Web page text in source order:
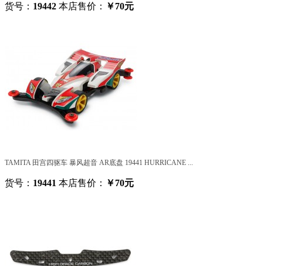
货号： 19442 本店售价： ￥70元
TAMITA 田宫四驱车 暴风超音 AR底盘 19441 HURRICANE ...
货号： 19441 本店售价： ￥70元